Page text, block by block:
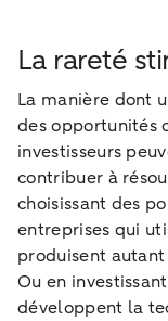
La rareté
La manière dont
des opportunités
investisseurs
contribuer à
choisissant des
entreprises qui
produisent
Ou en
développent la